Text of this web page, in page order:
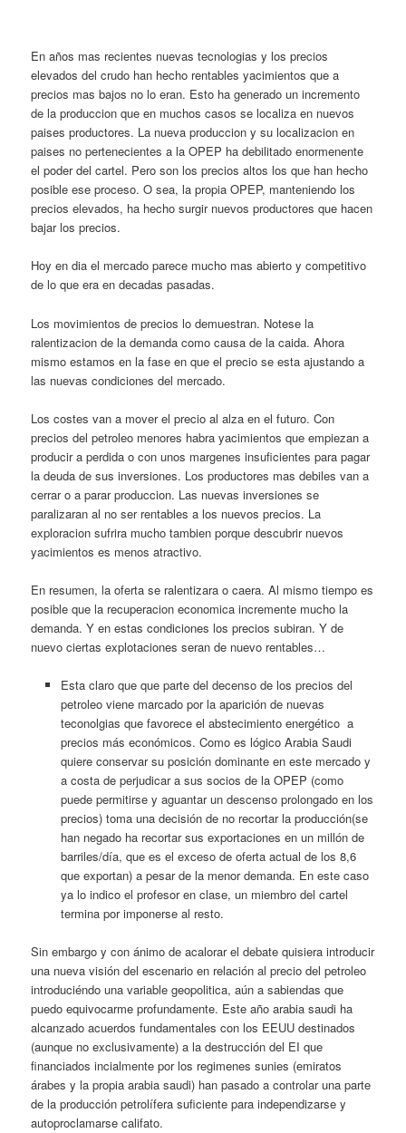
En años mas recientes nuevas tecnologias y los precios
elevados del crudo han hecho rentables yacimientos que a
precios mas bajos no lo eran. Esto ha generado un incremento
de la produccion que en muchos casos se localiza en nuevos
paises productores. La nueva produccion y su localizacion en
paises no pertenecientes a la OPEP ha debilitado enormenente
el poder del cartel. Pero son los precios altos los que han hecho
posible ese proceso. O sea, la propia OPEP, manteniendo los
precios elevados, ha hecho surgir nuevos productores que hacen
bajar los precios.
Hoy en dia el mercado parece mucho mas abierto y competitivo
de lo que era en decadas pasadas.
Los movimientos de precios lo demuestran. Notese la
ralentizacion de la demanda como causa de la caida. Ahora
mismo estamos en la fase en que el precio se esta ajustando a
las nuevas condiciones del mercado.
Los costes van a mover el precio al alza en el futuro. Con
precios del petroleo menores habra yacimientos que empiezan a
producir a perdida o con unos margenes insuficientes para pagar
la deuda de sus inversiones. Los productores mas debiles van a
cerrar o a parar produccion. Las nuevas inversiones se
paralizaran al no ser rentables a los nuevos precios. La
exploracion sufrira mucho tambien porque descubrir nuevos
yacimientos es menos atractivo.
En resumen, la oferta se ralentizara o caera. Al mismo tiempo es
posible que la recuperacion economica incremente mucho la
demanda. Y en estas condiciones los precios subiran. Y de
nuevo ciertas explotaciones seran de nuevo rentables…
Esta claro que que parte del decenso de los precios del
petroleo viene marcado por la aparición de nuevas
teconolgias que favorece el abstecimiento energético a
precios más económicos. Como es lógico Arabia Saudi
quiere conservar su posición dominante en este mercado y
a costa de perjudicar a sus socios de la OPEP (como
puede permitirse y aguantar un descenso prolongado en los
precios) toma una decisión de no recortar la producción(se
han negado ha recortar sus exportaciones en un millón de
barriles/día, que es el exceso de oferta actual de los 8,6
que exportan) a pesar de la menor demanda. En este caso
ya lo indico el profesor en clase, un miembro del cartel
termina por imponerse al resto.
Sin embargo y con ánimo de acalorar el debate quisiera introducir
una nueva visión del escenario en relación al precio del petroleo
introduciéndo una variable geopolitica, aún a sabiendas que
puedo equivocarme profundamente. Este año arabia saudi ha
alcanzado acuerdos fundamentales con los EEUU destinados
(aunque no exclusivamente) a la destrucción del EI que
financiados incialmente por los regimenes sunies (emiratos
árabes y la propia arabia saudi) han pasado a controlar una parte
de la producción petrolífera suficiente para independizarse y
autoproclamarse califato.